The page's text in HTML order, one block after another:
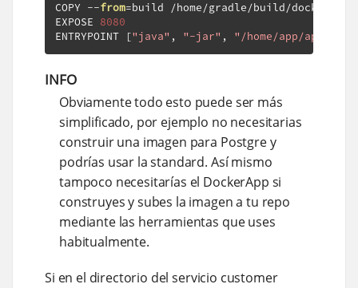
COPY --from=build /home/gradle/build/docker
EXPOSE 8080
ENTRYPOINT
["java" , "-jar" , "/home/app/
INFO
Obviamente todo esto puede ser más
simplificado, por ejemplo no necesitarias
construir una imagen para Postgre y
podrías usar la standard. Así mismo
tampoco necesitarías el DockerApp si
construyes y subes la imagen a tu repo
mediante las herramientas que uses
habitualmente.
Si en el directorio del servicio customer